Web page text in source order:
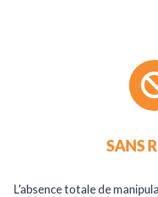
SANS
L’absence totale de